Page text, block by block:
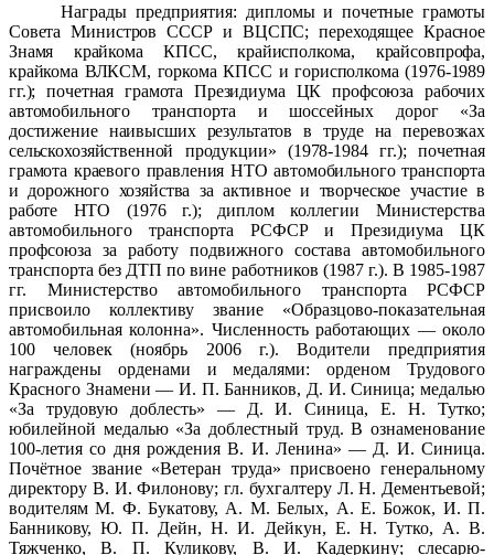
Награды предприятия: дипломы и почетные грамоты
Совета Министров СССР и ВЦСПС; переходящее Красное
Знамя крайкома КПСС, крайисполкома, крайсовпрофа,
крайкома ВЛКСМ, горкома КПСС и горисполкома (1976-1989
гг.); почетная грамота Президиума ЦК профсоюза рабочих
автомобильного транспорта и шоссейных дорог «За
достижение наивысших результатов в труде на перевозках
сельскохозяйственной продукции» (1978-1984 гг.); почетная
грамота краевого правления НТО автомобильного транспорта
и дорожного хозяйства за активное и творческое участие в
работе НТО (1976 г.); диплом коллегии Министерства
автомобильного транспорта РСФСР и Президиума ЦК
профсоюза за работу подвижного состава автомобильного
транспорта без ДТП по вине работников (1987 г.). В 1985-1987
гг. Министерство автомобильного транспорта РСФСР
присвоило коллективу звание «Образцово-показательная
автомобильная колонна». Численность работающих — около
100 человек (ноябрь 2006 г.). Водители предприятия
награждены орденами и медалями: орденом Трудового
Красного Знамени — И. П. Банников, Д. И. Синица; медалью
«За трудовую доблесть» — Д. И. Синица, Е. Н. Тутко;
юбилейной медалью «За доблестный труд. В ознаменование
100-летия со дня рождения В. И. Ленина» — Д. И. Синица.
Почётное звание «Ветеран труда» присвоено генеральному
директору В. И. Филонову; гл. бухгалтеру Л. Н. Дементьевой;
водителям М. Ф. Букатову, А. М. Белых, А. Е. Божок, И. П.
Банникову, Ю. П. Дейн, Н. И. Дейкун, Е. Н. Тутко, А. В.
Тяжченко, В. П. Куликову, В. И. Кадеркину; слесарю-